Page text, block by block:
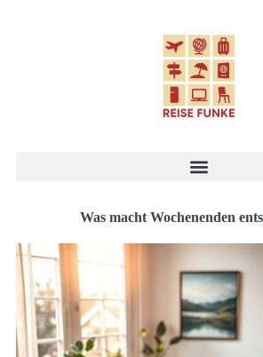
Was macht Wochenenden